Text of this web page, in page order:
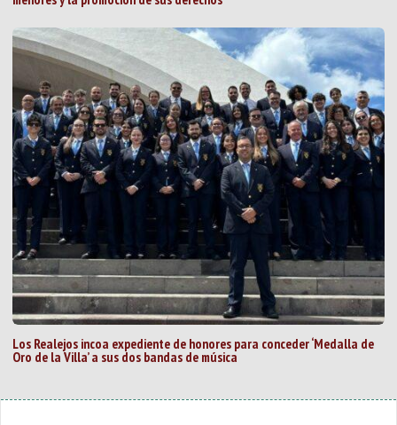
Los Realejos incoa expediente de honores para conceder ‘Medalla de
Oro de la Villa’ a sus dos bandas de música